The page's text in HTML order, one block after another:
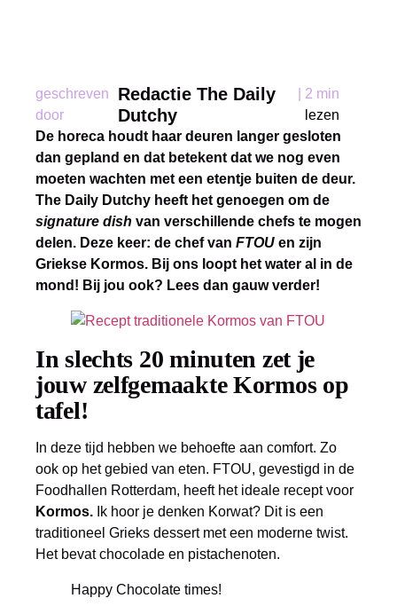
geschreven
door
Redactie The Daily
Dutchy
2 min
lezen
De horeca houdt haar deuren langer gesloten
dan gepland en dat betekent dat we nog even
moeten wachten met een etentje buiten de deur.
The Daily Dutchy heeft het genoegen om de
signature dish van verschillende chefs te mogen
delen. Deze keer: de chef van FTOU en zijn
Griekse Kormos. Bij ons loopt het water al in de
mond! Bij jou ook? Lees dan gauw verder!
In slechts 20 minuten zet je
jouw zelfgemaakte Kormos op
tafel!
In deze tijd hebben we behoefte aan comfort. Zo
ook op het gebied van eten. FTOU, gevestigd in de
Foodhallen Rotterdam, heeft het ideale recept voor
Kormos. Ik hoor je denken Korwat? Dit is een
traditioneel Grieks dessert met een moderne twist.
Het bevat chocolade en pistachenoten.
Happy Chocolate times!